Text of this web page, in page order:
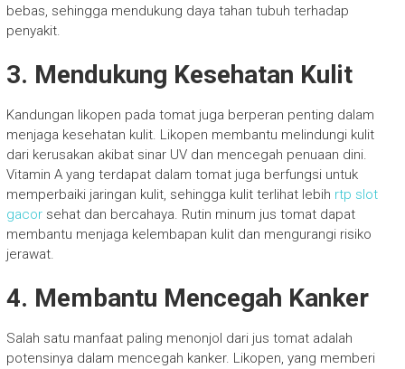
bebas, sehingga mendukung daya tahan tubuh terhadap
penyakit.
3. Mendukung Kesehatan Kulit
Kandungan likopen pada tomat juga berperan penting dalam
menjaga kesehatan kulit. Likopen membantu melindungi kulit
dari kerusakan akibat sinar UV dan mencegah penuaan dini.
Vitamin A yang terdapat dalam tomat juga berfungsi untuk
memperbaiki jaringan kulit, sehingga kulit terlihat lebih rtp slot
gacorsehat dan bercahaya. Rutin minum jus tomat dapat
membantu menjaga kelembapan kulit dan mengurangi risiko
jerawat.
4. Membantu Mencegah Kanker
Salah satu manfaat paling menonjol dari jus tomat adalah
potensinya dalam mencegah kanker. Likopen, yang memberi